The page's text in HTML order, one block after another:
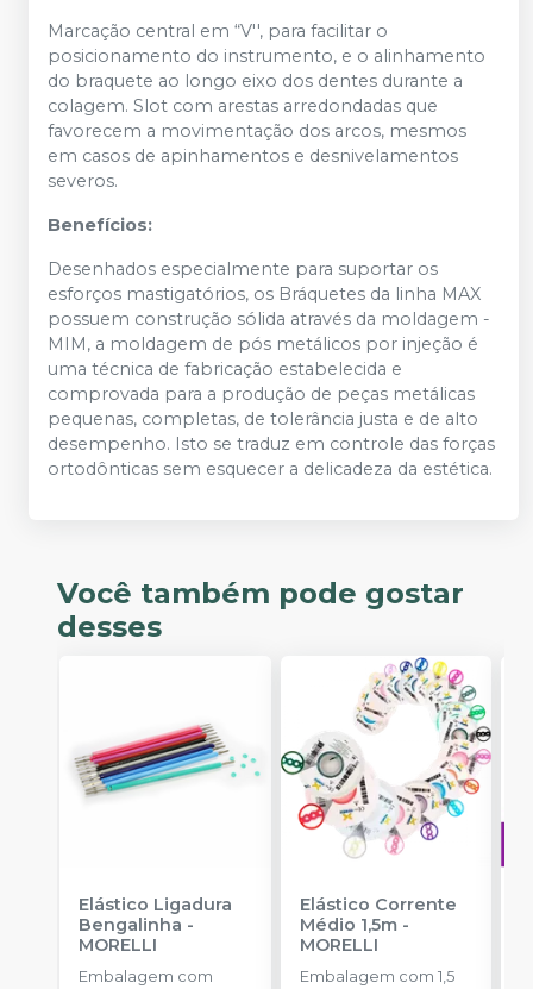
Marcação central em “V'', para facilitar o
posicionamento do instrumento, e o alinhamento
do braquete ao longo eixo dos dentes durante a
colagem. Slot com arestas arredondadas que
favorecem a movimentação dos arcos, mesmos
em casos de apinhamentos e desnivelamentos
severos.
Benefícios:
Desenhados especialmente para suportar os
esforços mastigatórios, os Bráquetes da linha MAX
possuem construção sólida através da moldagem -
MIM, a moldagem de pós metálicos por injeção é
uma técnica de fabricação estabelecida e
comprovada para a produção de peças metálicas
pequenas, completas, de tolerância justa e de alto
desempenho. Isto se traduz em controle das forças
ortodônticas sem esquecer a delicadeza da estética.
Você também pode gostar
desses
Elástico Ligadura
Bengalinha -
MORELLI
Embalagem com
Elástico Corrente
Médio 1,5m-
MORELLI
Embalagem com 1,5